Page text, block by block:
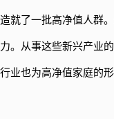
就了一批高净值人群
。从事这些新兴产业
业也为高净值家庭的形